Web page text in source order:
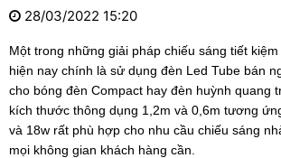
28/03/2022 15:20
Một trong những giải pháp chiếu sáng tiết
hiện nay chính là sử dụng đèn Led Tube bán
cho bóng đèn Compact hay đèn huỳnh quang
kích thước thông dụng 1,2m và 0,6m tương
và 18w rất phù hợp cho nhu cầu chiếu sáng
mọi không gian khách hàng cần.